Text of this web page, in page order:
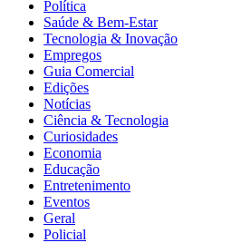
Política
Saúde & Bem-Estar
Tecnologia & Inovação
Empregos
Guia Comercial
Edições
Notícias
Ciência & Tecnologia
Curiosidades
Economia
Educação
Entretenimento
Eventos
Geral
Policial